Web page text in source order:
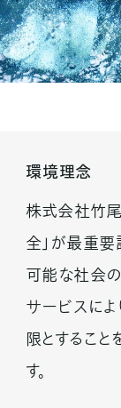
環境理念
株式会社竹
全｣が最重要
可能な社会
サービスに
限とするこ
す。